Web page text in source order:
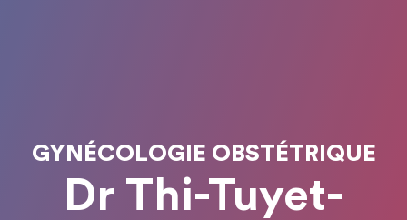
GYNÉCOLOGIE OBSTÉTRIQUE
Dr Thi-Tuyet-